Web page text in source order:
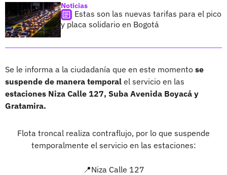
Noticias
Estas son las nuevas tarifas para el pico
y placa solidario en Bogotá
Se le informa a la ciudadanía que en este momento se
suspende de manera temporal el servicio en las
estaciones Niza Calle 127, Suba Avenida Boyacá y
Gratamira.
Flota troncal realiza contraflujo, por lo que suspende
temporalmente el servicio en las estaciones:
📍Niza Calle 127